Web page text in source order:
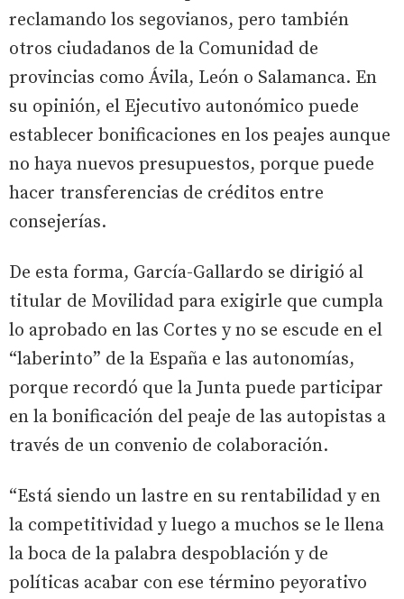
reclamando los segovianos, pero también
otros ciudadanos de la Comunidad de
provincias como Ávila, León o Salamanca. En
su opinión, el Ejecutivo autonómico puede
establecer bonificaciones en los peajes aunque
no haya nuevos presupuestos, porque puede
hacer transferencias de créditos entre
consejerías.
De esta forma, García-Gallardo se dirigió al
titular de Movilidad para exigirle que cumpla
lo aprobado en las Cortes y no se escude en el
“laberinto” de la España e las autonomías,
porque recordó que la Junta puede participar
en la bonificación del peaje de las autopistas a
través de un convenio de colaboración.
“Está siendo un lastre en su rentabilidad y en
la competitividad y luego a muchos se le llena
la boca de la palabra despoblación y de
políticas acabar con ese término peyorativo